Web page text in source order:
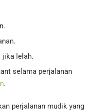
jika lelah.
selama perjalanan
.
perjalanan mudik yang